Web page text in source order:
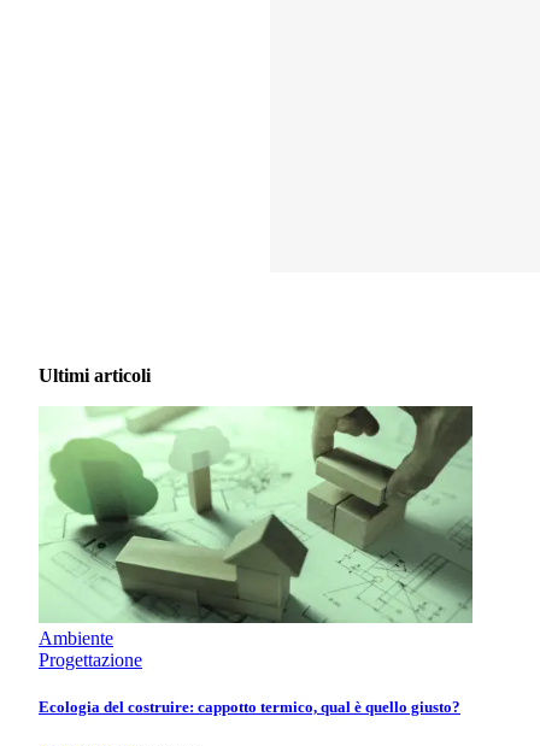
Ultimi articoli
Ambiente
Progettazione
Ecologia del costruire: cappotto termico, qual è quello giusto?